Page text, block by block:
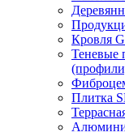
Кровля
Теневые
Плитка